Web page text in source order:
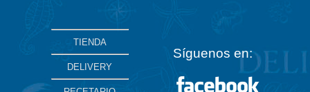
TIENDA
DELIVERY
Síguenos en: